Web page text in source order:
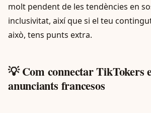
molt pendent de les tendències en
inclusivitat, així que si el teu
això, tens punts extra.
💡 Com connectar TikTokers
anunciants francesos